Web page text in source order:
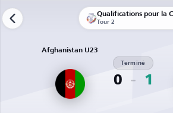
Tour 2
Afghanistan U23
0
Terminé
1